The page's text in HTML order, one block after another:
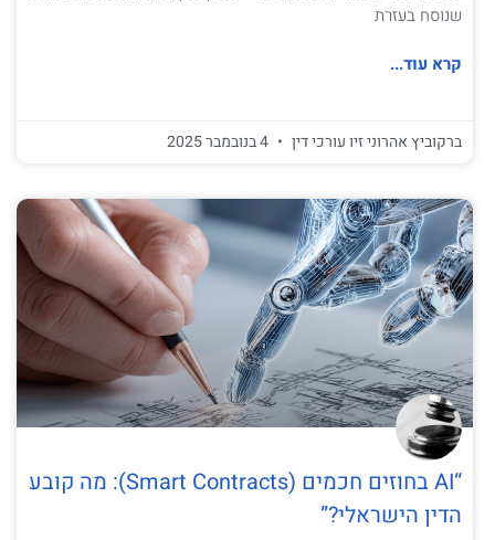
שנוסח בעזרת
קרא עוד...
ברקוביץ אהרוני זיו עורכי דין
“AI בחוזים חכמים (Smart Contracts): מה קובע
הדין הישראלי?”